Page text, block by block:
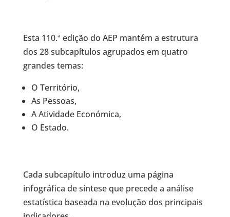
Esta 110.ª edição do AEP mantém a estrutura
dos 28 subcapítulos agrupados em quatro
grandes temas:
O Território,
As Pessoas,
A Atividade Económica,
O Estado.
Cada subcapítulo introduz uma página
infográfica de síntese que precede a análise
estatística baseada na evolução dos principais